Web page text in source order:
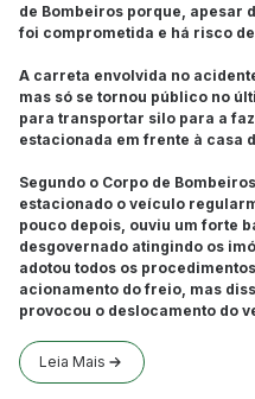
de Bombeiros porque, apesar
foi comprometida e há risco
A carreta envolvida no
mas só se tornou público no
para transportar silo para a
estacionada em frente à casa
Segundo o Corpo de
estacionado o veículo
pouco depois, ouviu um forte
desgovernado atingindo os
adotou todos os
acionamento do freio, mas
provocou o deslocamento do
Leia Mais